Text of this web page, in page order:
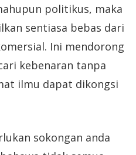
politikus, maka
sentiasa bebas dari
Ini mendorong
kebenaran tanpa
ilmu dapat dikongsi
sokongan anda